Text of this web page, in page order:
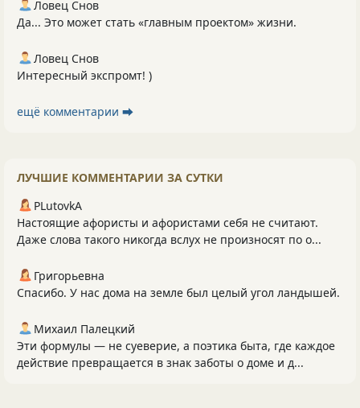
Ловец Снов
Да... Это может стать «главным проектом» жизни.
Ловец Снов
Интересный экспромт! )
ещё комментарии ⮕
ЛУЧШИЕ КОММЕНТАРИИ ЗА СУТКИ
PLutоvkА
Настоящие афористы и афористами себя не считают.
Даже слова такого никогда вслух не произносят по о...
Григорьевна
Спасибо. У нас дома на земле был целый угол ландышей.
Михаил Палецкий
Эти формулы — не суеверие, а поэтика быта, где каждое
действие превращается в знак заботы о доме и д...